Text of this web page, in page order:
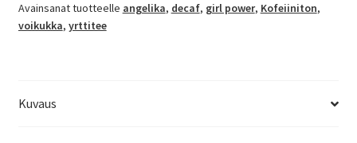
Avainsanat tuotteelle angelika, decaf, girl power, Kofeiiniton,
voikukka, yrttitee
Kuvaus